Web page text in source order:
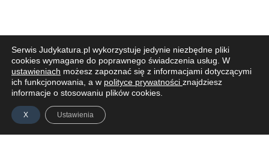
Kod Pocztowy:
Miasto:
ZAPISZ SIĘ DO NEWSLETTERA
Serwis Judykatura.pl wykorzystuje jedynie niezbędne pliki
cookies wymagane do poprawnego świadczenia usług. W
ustawieniach możesz zapoznać się z informacjami dotyczącymi
ich funkcjonowania, a w polityce prywatności znajdziesz
informacje o stosowaniu plików cookies.
X Ustawienia